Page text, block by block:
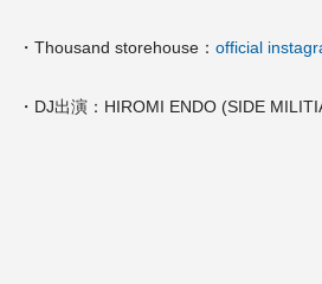
・Thousand storehouse： official
・DJ出演：HIROMI ENDO (SIDE